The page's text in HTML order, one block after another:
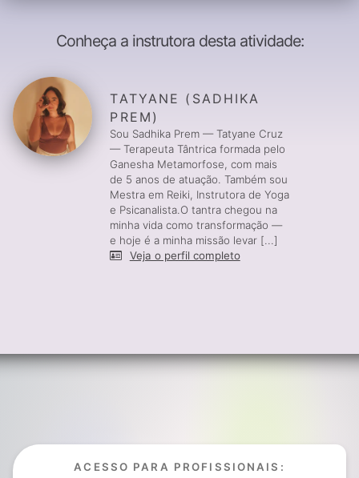
Conheça a instrutora desta atividade:
TATYANE (SADHIKA
PREM)
Sou Sadhika Prem — Tatyane Cruz
— Terapeuta Tântrica formada pelo
Ganesha Metamorfose, com mais
de 5 anos de atuação. Também sou
Mestra em Reiki, Instrutora de Yoga
e Psicanalista.O tantra chegou na
minha vida como transformação —
e hoje é a minha missão levar [...]
Veja o perfil completo
ACESSO PARA PROFISSIONAIS: